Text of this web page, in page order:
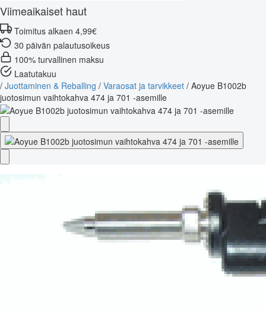
Viimeaikaiset haut
Toimitus alkaen 4,99€
30 päivän palautusoikeus
100% turvallinen maksu
Laatutakuu
/ Juottaminen & Reballing / Varaosat ja tarvikkeet / Aoyue B1002b
juotosimun vaihtokahva 474 ja 701 -asemille